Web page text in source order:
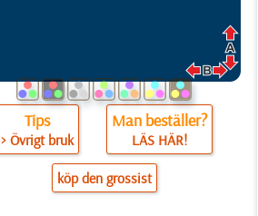
Tips
> Övrigt bruk
Man beställer?
LÄS HÄR!
köp den grossist